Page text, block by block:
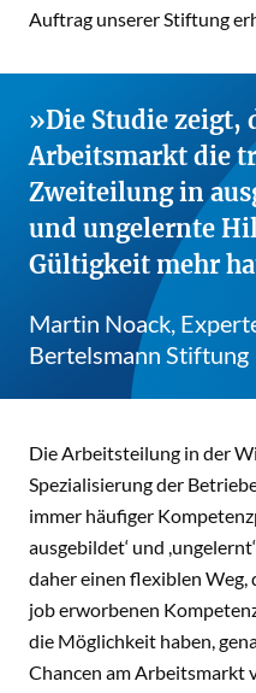
Auftrag unserer Stiftung
Die Studie zeigt,
Arbeitsmarkt die
Zweiteilung in
und ungelernte
Gültigkeit mehr
Martin Noack,
Bertelsmann Stiftung
Die Arbeitsteilung in der
Spezialisierung der
immer häufiger
ausgebildet‘ und
daher einen flexiblen
job erworbenen
die Möglichkeit haben,
Chancen am Arbeitsmarkt